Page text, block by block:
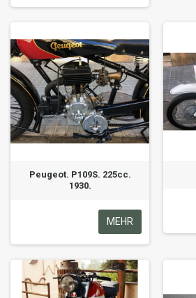
Peugeot. P109S. 225cc.
1930.
MEHR